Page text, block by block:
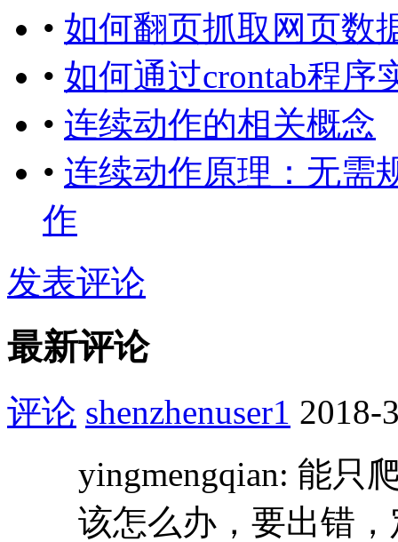
• 如何翻页抓取网页
• 如何通过crontab程序
• 连续动作的相关概念
• 连续动作原理：无需
作
发表评论
最新评论
评论 shenzhenuser1 2018-
yingmengqian: 能只
该怎么办，要出错